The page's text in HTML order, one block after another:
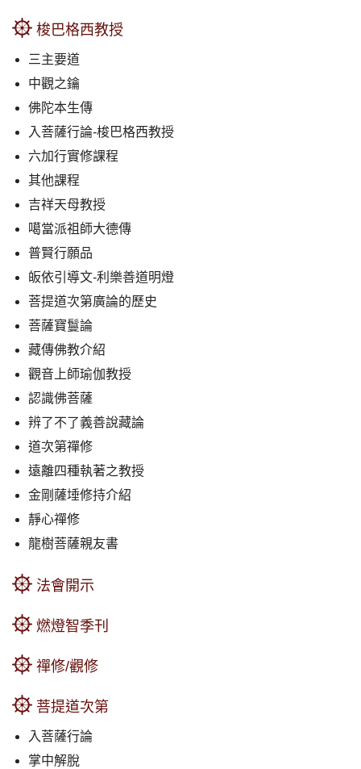
梭巴格西教授
三主要道
中觀之鑰
佛陀本生傳
入菩薩行論-梭巴格西教授
六加行實修課程
其他課程
吉祥天母教授
噶當派祖師大德傳
普賢行願品
皈依引導文-利樂善道明燈
菩提道次第廣論的歷史
菩薩寶鬘論
藏傳佛教介紹
觀音上師瑜伽教授
認識佛菩薩
辨了不了義善說藏論
道次第禪修
遠離四種執著之教授
金剛薩埵修持介紹
靜心禪修
龍樹菩薩親友書
法會開示
燃燈智季刊
禪修/觀修
菩提道次第
入菩薩行論
掌中解脫